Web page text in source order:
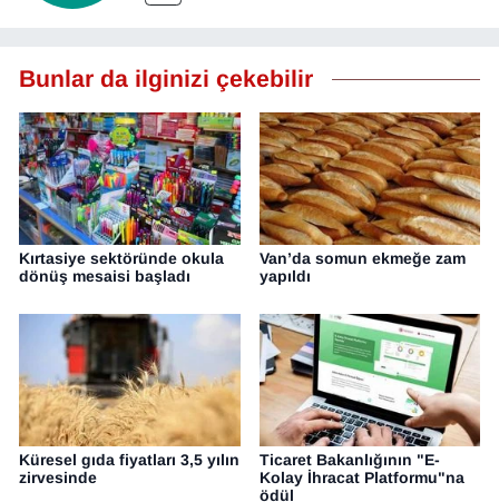
Bunlar da ilginizi çekebilir
Kırtasiye sektöründe okula
dönüş mesaisi başladı
Van’da somun ekmeğe zam
yapıldı
Küresel gıda fiyatları 3,5 yılın
zirvesinde
Ticaret Bakanlığının "E-
Kolay İhracat Platformu"na
ödül